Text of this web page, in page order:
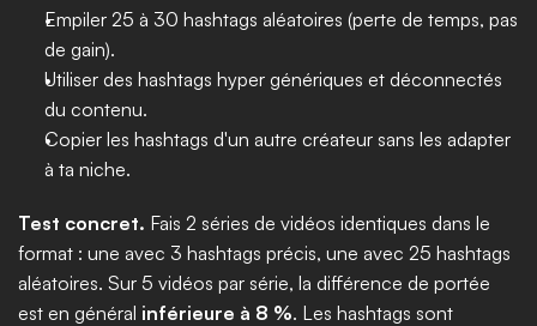
Empiler 25 à 30 hashtags aléatoires (perte de temps, pas
de gain).
Utiliser des hashtags hyper génériques et déconnectés
du contenu.
Copier les hashtags d'un autre créateur sans les adapter
à ta niche.
Test concret. Fais 2 séries de vidéos identiques dans le
format : une avec 3 hashtags précis, une avec 25 hashtags
aléatoires. Sur 5 vidéos par série, la différence de portée
est en général inférieure à 8 %. Les hashtags sont